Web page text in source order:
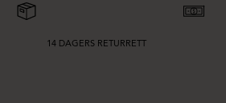
14 DAGERS RETURRETT